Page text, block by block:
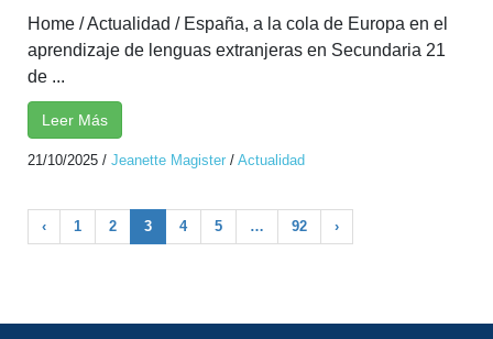
Home / Actualidad / España, a la cola de Europa en el
aprendizaje de lenguas extranjeras en Secundaria 21
de ...
Leer Más
21/10/2025 / Jeanette Magister / Actualidad
‹ 1 2 3 4 5 … 92 ›